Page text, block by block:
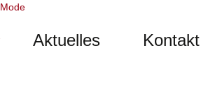
Aktuelles Kontakt